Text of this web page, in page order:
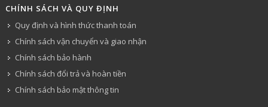
CHÍNH SÁCH VÀ QUY ĐỊNH
Quy định và hình thức thanh toán
Chính sách vận chuyển và giao nhận
Chính sách bảo hành
Chính sách đổi trả và hoàn tiền
Chính sách bảo mật thông tin